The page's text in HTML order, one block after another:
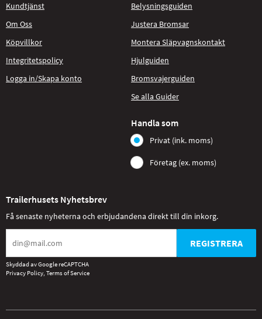
Kundtjänst
Om Oss
Köpvillkor
Integritetspolicy
Logga in/Skapa konto
Belysningsguiden
Justera Bromsar
Montera Släpvagnskontakt
Hjulguiden
Bromsvajerguiden
Se alla Guider
Handla som
Privat (ink. moms)
Företag (ex. moms)
Trailerhusets Nyhetsbrev
Få senaste nyheterna och erbjudandena direkt till din inkorg.
REGISTRERA
Skyddad av Google reCAPTCHA
Privacy Policy, Terms of Service